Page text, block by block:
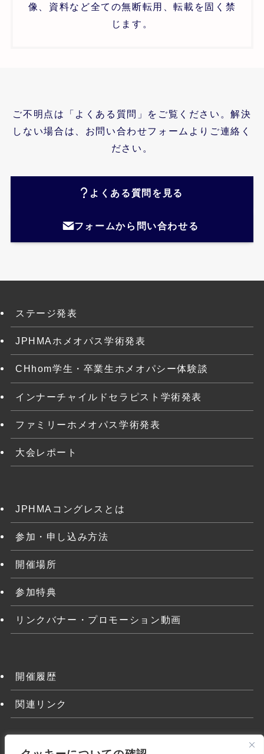
像、資料など全ての無断転用、転載を固く禁
じます。
ご不明点は「よくある質問」をご覧ください。解決
しない場合は、お問い合わせフォームよりご連絡く
ださい。
よくある質問を見る
フォームから問い合わせる
ステージ発表
JPHMAホメオパス学術発表
CHhom学生・卒業生ホメオパシー体験談
インナーチャイルドセラピスト学術発表
ファミリーホメオパス学術発表
大会レポート
JPHMAコングレスとは
参加・申し込み方法
開催場所
参加特典
リンクバナー・プロモーション動画
開催履歴
関連リンク